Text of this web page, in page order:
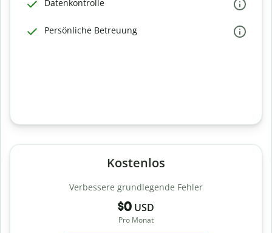
Datenkontrolle
Persönliche Betreuung
Kostenlos
Verbessere grundlegende Fehler
$0 USD
Pro Monat